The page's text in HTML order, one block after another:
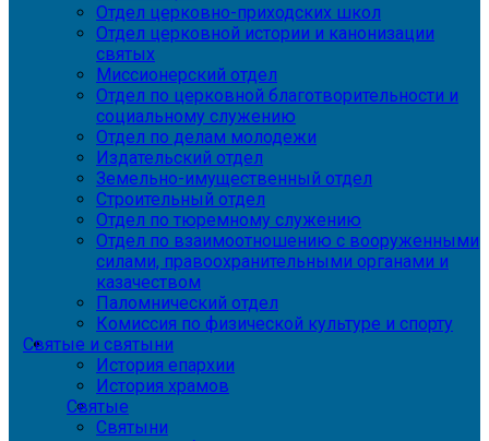
Отдел церковно-приходских школ
Отдел церковной истории и канонизации
святых
Миссионерский отдел
Отдел по церковной благотворительности и
социальному служению
Отдел по делам молодежи
Издательский отдел
Земельно-имущественный отдел
Строительный отдел
Отдел по тюремному служению
Отдел по взаимоотношению с вооруженными
силами, правоохранительными органами и
казачеством
Паломнический отдел
Комиссия по физической культуре и спорту
Святые и святыни
История епархии
История храмов
Святые
Святыни